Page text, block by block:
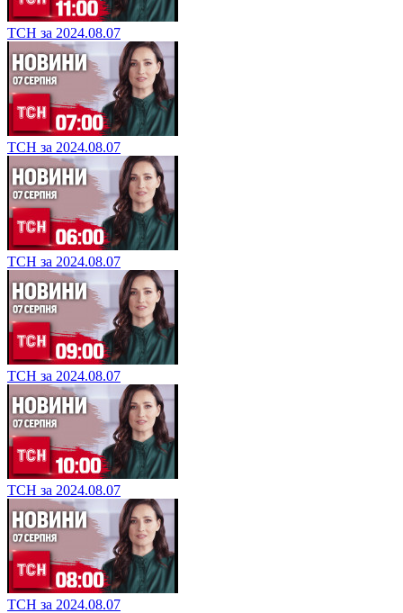
ТСН за 2024.08.07
ТСН за 2024.08.07
ТСН за 2024.08.07
ТСН за 2024.08.07
ТСН за 2024.08.07
ТСН за 2024.08.07